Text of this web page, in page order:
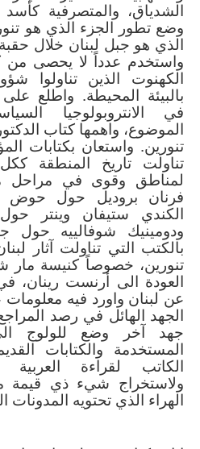
الشدياق، والمتصرفية
وضع تطور الجزء الذي هو
الذي هو جبل لبنان خلال حقبة
واستخدم عدداً لا يحصى من
الكهنوت الذين تناولوا
بالبيئة المحيطة. واطلع
في الانتروبولوجيا
الموضوع، واهمها كتاب
تنورين. واستعان بكتابات
تناولت تاريخ المنطقة
لمناطق وقوى في مراحل
فرنان بروديل حول حوض
الكندي ستيفان وينتر
ودومينيك شوفالييه حول
بالكتب التي تناولت آثار
تنورين، خصوصاً كنيسة مار
العودة الى أرنست رينان،
عن لبنان واورد فيه
الجهد الهائل في رصد
جهد آخر وضع للولوج
المستخدمة والكتابات
الكاتب لقراءة العربية
ولاستخراج شيء ذي قيمة
الهراء الذي تحتويه المدونات